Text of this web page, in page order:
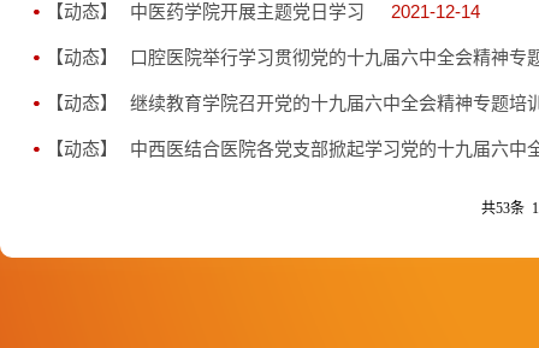
【动态】 中医药学院开展主题党日学习 2021-12-14
【动态】 口腔医院举行学习贯彻党的十九届六中全会精神专
【动态】 继续教育学院召开党的十九届六中全会精神专题培
【动态】 中西医结合医院各党支部掀起学习党的十九届六中
共53条